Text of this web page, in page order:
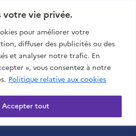
votre vie privée.
pour améliorer votre
diffuser des publicités ou des
et analyser notre trafic. En
», vous consentez à notre
Politique relative aux cookies
Accepter tout